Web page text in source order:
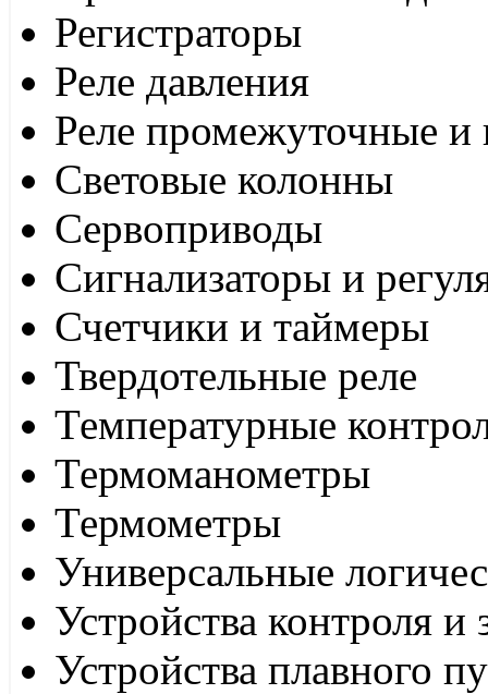
Регистраторы
Реле давления
Реле промежуточные и
Световые колонны
Сервоприводы
Сигнализаторы и
Счетчики и таймеры
Твердотельные реле
Температурные
Термоманометры
Термометры
Универсальные
Устройства контроля
Устройства плавного